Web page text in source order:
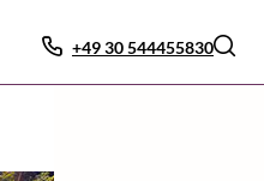
+49 30 544455830